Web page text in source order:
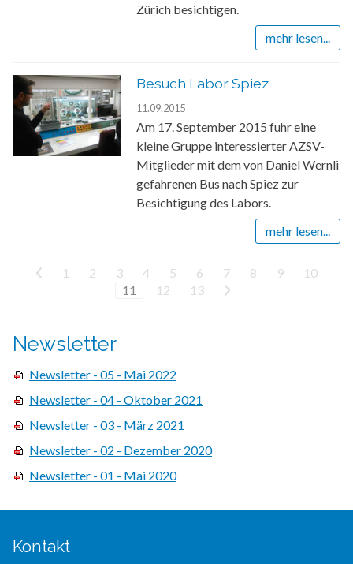
Zürich besichtigen.
mehr lesen...
Besuch Labor Spiez
11.09.2015
Am 17. September 2015 fuhr eine
kleine Gruppe interessierter AZSV-
Mitglieder mit dem von Daniel Wernli
gefahrenen Bus nach Spiez zur
Besichtigung des Labors.
mehr lesen...
< 1 2 3 4 5 6 7 8 9
10
11
12 13 >
Newsletter
Newsletter - 05 - Mai 2022
Newsletter - 04 - Oktober 2021
Newsletter - 03 - März 2021
Newsletter - 02 - Dezember 2020
Newsletter - 01 - Mai 2020
Kontakt